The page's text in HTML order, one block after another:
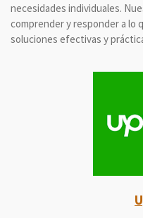
necesidades individuales.
comprender y responder a lo
soluciones efectivas y